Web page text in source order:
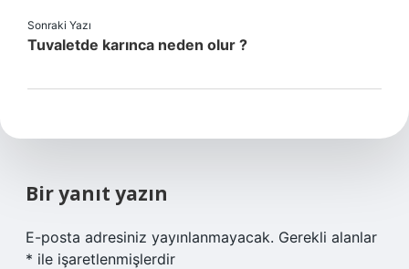
Sonraki Yazı
Tuvaletde karınca neden olur ?
Bir yanıt yazın
E-posta adresiniz yayınlanmayacak. Gerekli alanlar
* ile işaretlenmişlerdir